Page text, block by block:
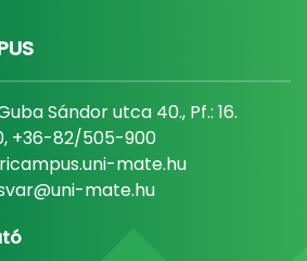
Sándor utca 40., Pf.: 16.
+36-82/505-900
mate.hu
mate.hu